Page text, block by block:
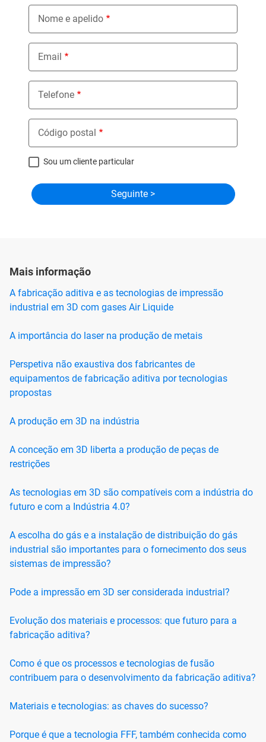
Nome e apelido
Email
Telefone
Código postal
Sou um cliente particular
Mais informação
A fabricação aditiva e as tecnologias de impressão
industrial em 3D com gases Air Liquide
A importância do laser na produção de metais
Perspetiva não exaustiva dos fabricantes de
equipamentos de fabricação aditiva por tecnologias
propostas
A produção em 3D na indústria
A conceção em 3D liberta a produção de peças de
restrições
As tecnologias em 3D são compatíveis com a indústria do
futuro e com a Indústria 4.0?
A escolha do gás e a instalação de distribuição do gás
industrial são importantes para o fornecimento dos seus
sistemas de impressão?
Pode a impressão em 3D ser considerada industrial?
Evolução dos materiais e processos: que futuro para a
fabricação aditiva?
Como é que os processos e tecnologias de fusão
contribuem para o desenvolvimento da fabricação aditiva?
Materiais e tecnologias: as chaves do sucesso?
Porque é que a tecnologia FFF, também conhecida como